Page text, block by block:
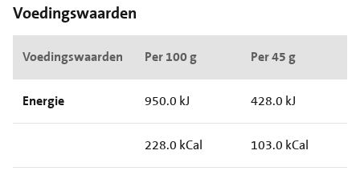
Voedingswaarden
Voedingswaarden Per 100 g Per 45 g
Energie 950.0 kJ 428.0 kJ
228.0 kCal 103.0 kCal